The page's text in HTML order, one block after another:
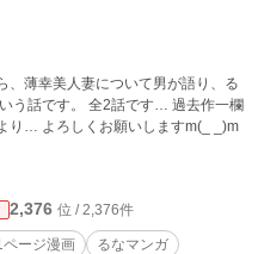
、薄幸美人妻について男が語り、る
は「るなマンガ」タグより… よろしくお願いしますm(_ _)m
2,376 位 / 2,376件
ページ漫画 るなマンガ